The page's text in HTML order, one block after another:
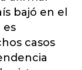
bajó en el
es
casos